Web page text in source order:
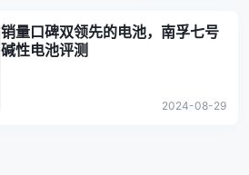
销量口碑双领先的电池，南孚七号
碱性电池评测
2024-08-29